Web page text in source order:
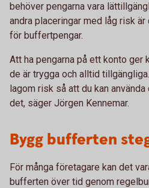
behöver pengarna vara
andra placeringar med låg risk
för buffertpengar.
Att ha pengarna på ett konto ger
de är trygga och alltid
lagom risk så att du kan
det, säger Jörgen Kennemar.
Bygg bufferten
För många företagare kan det
bufferten över tid genom